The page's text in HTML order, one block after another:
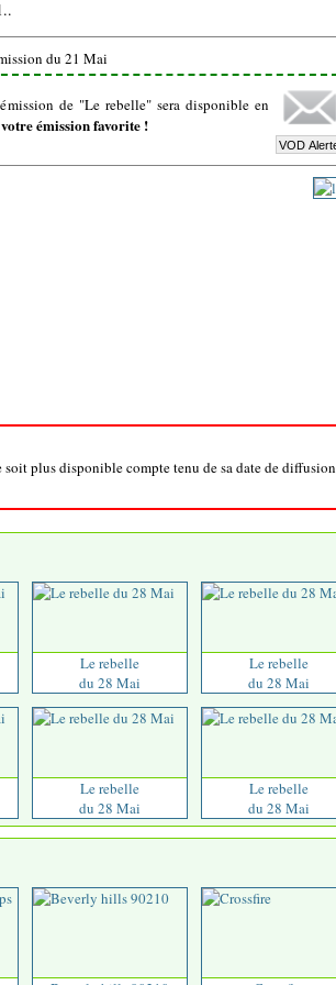
du 21 Mai
de "Le rebelle" sera disponible en
émission favorite !
plus disponible compte tenu de sa date de diffusion
Le rebelle
du 28 Mai
Le rebelle
du 28 Mai
Le rebelle
du 28 Mai
Le rebelle
du 28 Mai